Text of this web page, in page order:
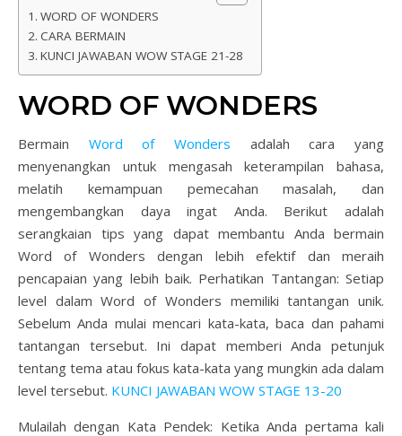
WORD OF WONDERS
CARA BERMAIN
KUNCI JAWABAN WOW STAGE 21-28
WORD OF WONDERS
Bermain Word of Wonders adalah cara yang
menyenangkan untuk mengasah keterampilan bahasa,
melatih kemampuan pemecahan masalah, dan
mengembangkan daya ingat Anda. Berikut adalah
serangkaian tips yang dapat membantu Anda bermain
Word of Wonders dengan lebih efektif dan meraih
pencapaian yang lebih baik. Perhatikan Tantangan: Setiap
level dalam Word of Wonders memiliki tantangan unik.
Sebelum Anda mulai mencari kata-kata, baca dan pahami
tantangan tersebut. Ini dapat memberi Anda petunjuk
tentang tema atau fokus kata-kata yang mungkin ada dalam
level tersebut. KUNCI JAWABAN WOW STAGE 13-20
Mulailah dengan Kata Pendek: Ketika Anda pertama kali